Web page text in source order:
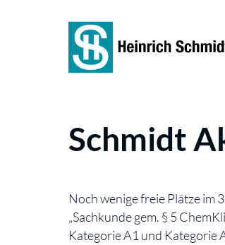
Schmidt
Noch wenige freie Plätze im
„Sachkunde gem. § 5
Kategorie A1 und Kategorie